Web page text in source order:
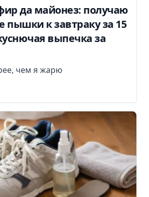
да майонез: получаю
к завтраку за 15
выпечка за
чем я жарю